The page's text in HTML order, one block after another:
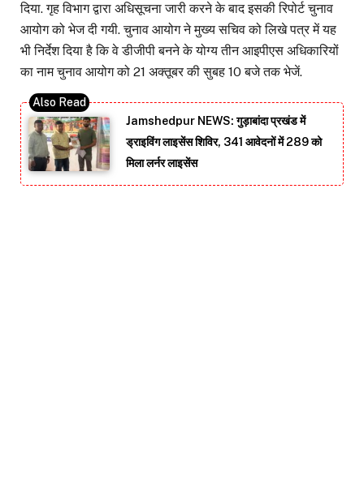
दिया. गृह विभाग द्वारा अधिसूचना जारी करने के बाद इसकी रिपोर्ट चुनाव
आयोग को भेज दी गयी. चुनाव आयोग ने मुख्य सचिव को लिखे पत्र में यह
भी निर्देश दिया है कि वे डीजीपी बनने के योग्य तीन आइपीएस अधिकारियों
का नाम चुनाव आयोग को 21 अक्तूबर की सुबह 10 बजे तक भेजें.
Jamshedpur NEWS: गुड़ाबांदा प्रखंड में
ड्राइविंग लाइसेंस शिविर, 341 आवेदनों में 289 को
मिला लर्नर लाइसेंस